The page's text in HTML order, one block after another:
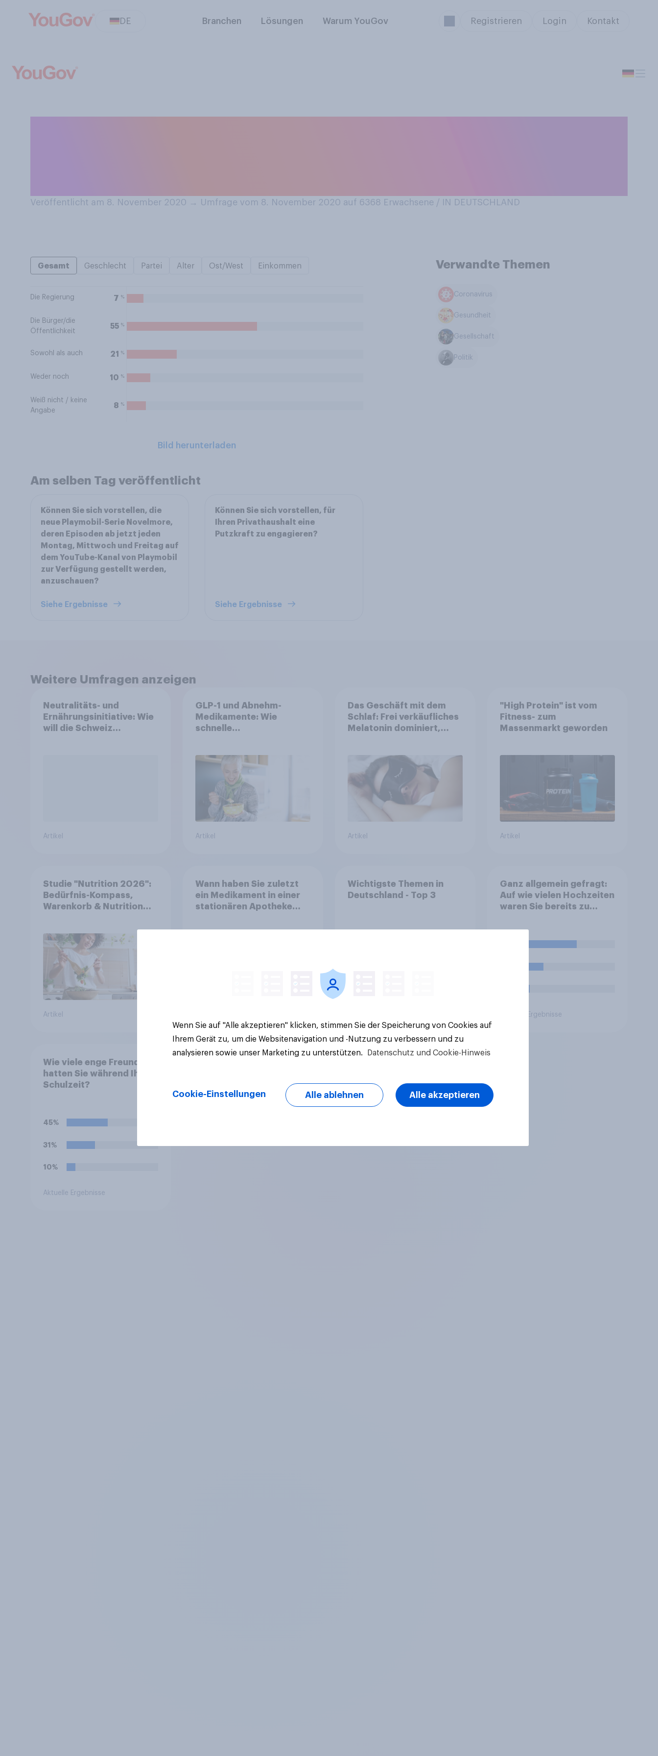
DE Branchen Lösungen Warum YouGov Registrieren Login Kontakt
Veröffentlicht am 8. November 2020 → Umfrage vom 8. November 2020 auf 6368 Erwachsene / IN DEUTSCHLAND
Gesamt Geschlecht Partei Alter Ost/West Einkommen
Die Regierung 7 %
Die Bürger/die
Öffentlichkeit
55 %
Sowohl als auch 21 %
Weder noch 10 %
Weiß nicht / keine
Angabe
8 %
Bild herunterladen
Verwandte Themen
Coronavirus
Gesundheit
Gesellschaft
Politik
Am selben Tag veröffentlicht
Können Sie sich vorstellen, die
neue Playmobil-Serie Novelmore,
deren Episoden ab jetzt jeden
Montag, Mittwoch und Freitag auf
dem YouTube-Kanal von Playmobil
zur Verfügung gestellt werden,
anzuschauen?
Siehe Ergebnisse
Können Sie sich vorstellen, für
Ihren Privathaushalt eine
Putzkraft zu engagieren?
Siehe Ergebnisse
Weitere Umfragen anzeigen
Neutralitäts- und
Ernährungsinitiative: Wie
will die Schweiz
Artikel
GLP-1 und Abnehm-
Medikamente: Wie
schnelle
umgestalten
Artikel
Das Geschäft mit dem
Schlaf: Frei verkäufliches
Melatonin dominiert,
Wachstumspotenzial
Artikel
"High Protein" ist vom
Fitness- zum
Massenmarkt geworden
Artikel
Studie "Nutrition 2026":
Bedürfnis-Kompass,
Warenkorb & Nutrition
Artikel
Wann haben Sie zuletzt
ein Medikament in einer
stationären Apotheke
Ladenapotheke) gekauft?
Wichtigste Themen in
Deutschland - Top 3
Ganz allgemein gefragt:
Auf wie vielen Hochzeiten
waren Sie bereits zu
Aktuelle Ergebnisse
Wie viele enge Freunde
hatten Sie während Ihrer
Schulzeit?
45%
31%
10%
Aktuelle Ergebnisse
Wenn Sie auf "Alle akzeptieren" klicken, stimmen Sie der Speicherung von Cookies auf
Ihrem Gerät zu, um die Websitenavigation und -Nutzung zu verbessern und zu
analysieren sowie unser Marketing zu unterstützen.
Datenschutz und Cookie-Hinweis
Cookie-Einstellungen Alle ablehnen Alle akzeptieren